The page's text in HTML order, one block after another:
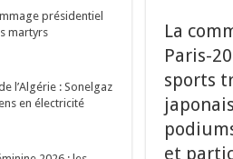
La
Paris-
sports
et
présidentiel
martyrs
l’Algérie : Sonelgaz
en électricité